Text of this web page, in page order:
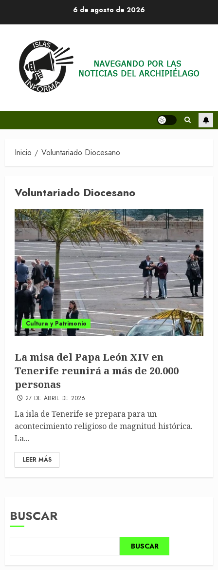
6 de agosto de 2026
Inicio Voluntariado Diocesano
Voluntariado Diocesano
Cultura y Patrimonio
La misa del Papa León XIV en
Tenerife reunirá a más de 20.000
personas
27 DE ABRIL DE 2026
La isla de Tenerife se prepara para un
acontecimiento religioso de magnitud histórica.
La...
LEER MÁS
BUSCAR
BUSCAR